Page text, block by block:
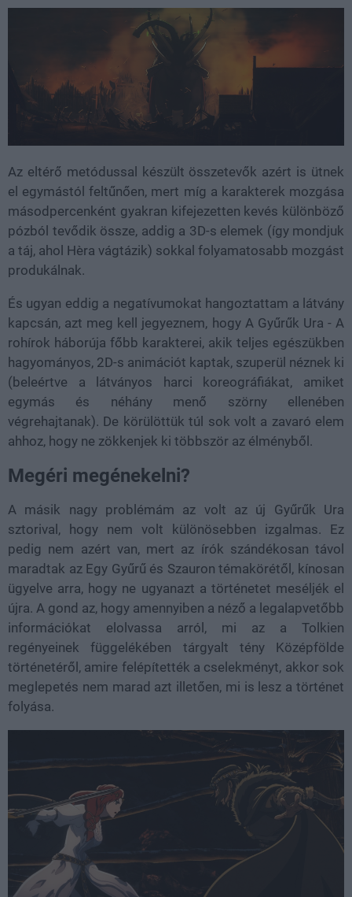
Az eltérő metódussal készült összetevők azért is ütnek
el egymástól feltűnően, mert míg a karakterek mozgása
másodpercenként gyakran kifejezetten kevés különböző
pózból tevődik össze, addig a 3D-s elemek (így mondjuk
a táj, ahol Hèra vágtázik) sokkal folyamatosabb mozgást
produkálnak.
És ugyan eddig a negatívumokat hangoztattam a látvány
kapcsán, azt meg kell jegyeznem, hogy A Gyűrűk Ura - A
rohírok háborúja főbb karakterei, akik teljes egészükben
hagyományos, 2D-s animációt kaptak, szuperül néznek ki
(beleértve a látványos harci koreográfiákat, amiket
egymás és néhány menő szörny ellenében
végrehajtanak). De körülöttük túl sok volt a zavaró elem
ahhoz, hogy ne zökkenjek ki többször az élményből.
Megéri megénekelni?
A másik nagy problémám az volt az új Gyűrűk Ura
sztorival, hogy nem volt különösebben izgalmas. Ez
pedig nem azért van, mert az írók szándékosan távol
maradtak az Egy Gyűrű és Szauron témakörétől, kínosan
ügyelve arra, hogy ne ugyanazt a történetet meséljék el
újra. A gond az, hogy amennyiben a néző a legalapvetőbb
információkat elolvassa arról, mi az a Tolkien
regényeinek függelékében tárgyalt tény Középfölde
történetéről, amire felépítették a cselekményt, akkor sok
meglepetés nem marad azt illetően, mi is lesz a történet
folyása.